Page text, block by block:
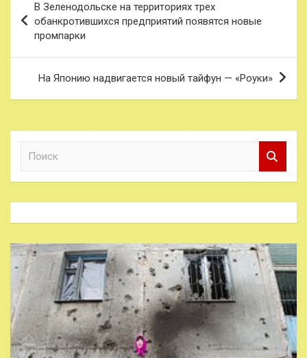
по
записям
В Зеленодольске на территориях трех
обанкротившихся предприятий появятся новые
промпарки
На Японию надвигается новый тайфун — «Роуки»
к